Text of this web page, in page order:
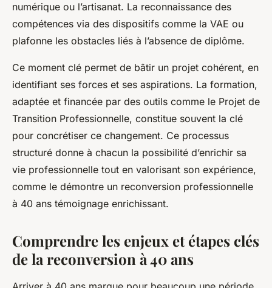
numérique ou l’artisanat. La reconnaissance des
compétences via des dispositifs comme la VAE ou
plafonne les obstacles liés à l’absence de diplôme.
Ce moment clé permet de bâtir un projet cohérent, en
identifiant ses forces et ses aspirations. La formation,
adaptée et financée par des outils comme le Projet de
Transition Professionnelle, constitue souvent la clé
pour concrétiser ce changement. Ce processus
structuré donne à chacun la possibilité d’enrichir sa
vie professionnelle tout en valorisant son expérience,
comme le démontre un reconversion professionnelle
à 40 ans témoignage enrichissant.
Comprendre les enjeux et étapes clés
de la reconversion à 40 ans